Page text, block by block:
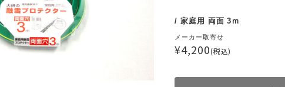
/ 家庭用 両面 3ｍ
メーカー取寄せ
¥4,200(税込)